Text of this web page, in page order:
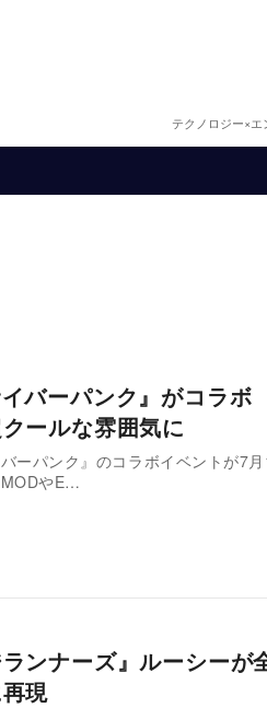
テクノロジー×エ
バーパンク』がコラ
ールな雰囲気に
ーパンク』のコラボイベントが7
MODやE…
ンナーズ』ルーシーが
現